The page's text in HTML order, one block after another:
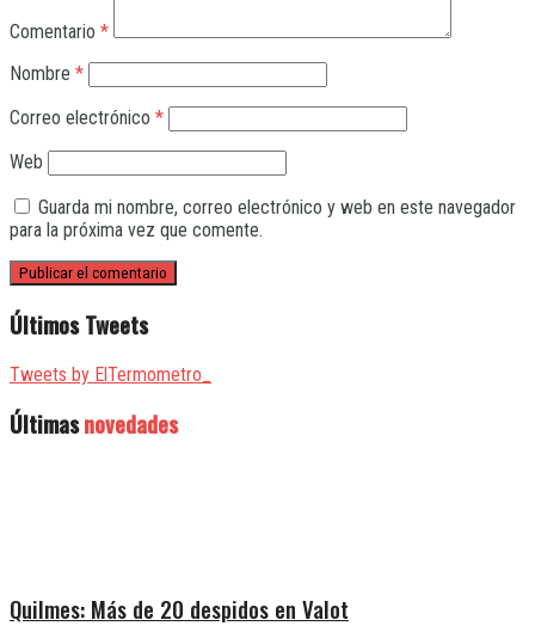
Comentario *
Nombre *
Correo electrónico *
Web
Guarda mi nombre, correo electrónico y web en este navegador
para la próxima vez que comente.
Últimos Tweets
Tweets by ElTermometro_
Últimasnovedades
Quilmes: Más de 20 despidos en Valot